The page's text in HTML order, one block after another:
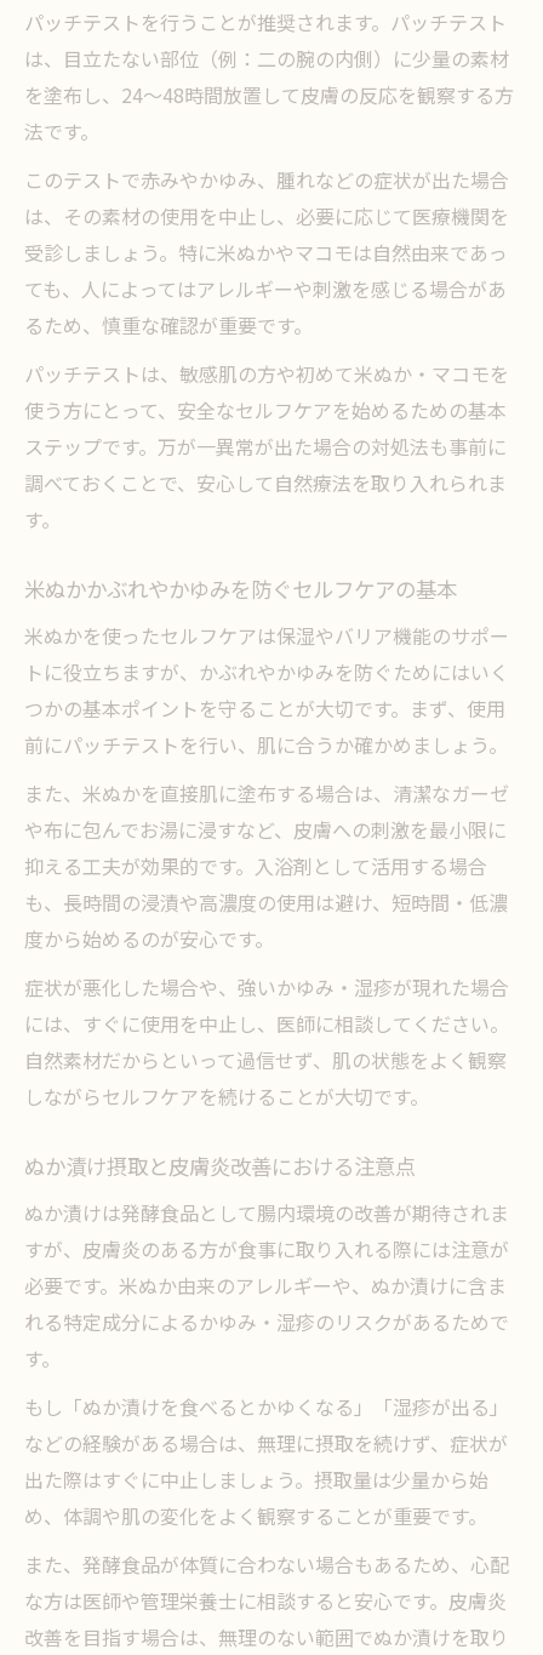
パッチテストを行うことが推奨されます。パッチテスト
は、目立たない部位（例：二の腕の内側）に少量の素材
を塗布し、24〜48時間放置して皮膚の反応を観察する方
法です。
このテストで赤みやかゆみ、腫れなどの症状が出た場合
は、その素材の使用を中止し、必要に応じて医療機関を
受診しましょう。特に米ぬかやマコモは自然由来であっ
ても、人によってはアレルギーや刺激を感じる場合があ
るため、慎重な確認が重要です。
パッチテストは、敏感肌の方や初めて米ぬか・マコモを
使う方にとって、安全なセルフケアを始めるための基本
ステップです。万が一異常が出た場合の対処法も事前に
調べておくことで、安心して自然療法を取り入れられま
す。
米ぬかかぶれやかゆみを防ぐセルフケアの基本
米ぬかを使ったセルフケアは保湿やバリア機能のサポー
トに役立ちますが、かぶれやかゆみを防ぐためにはいく
つかの基本ポイントを守ることが大切です。まず、使用
前にパッチテストを行い、肌に合うか確かめましょう。
また、米ぬかを直接肌に塗布する場合は、清潔なガーゼ
や布に包んでお湯に浸すなど、皮膚への刺激を最小限に
抑える工夫が効果的です。入浴剤として活用する場合
も、長時間の浸漬や高濃度の使用は避け、短時間・低濃
度から始めるのが安心です。
症状が悪化した場合や、強いかゆみ・湿疹が現れた場合
には、すぐに使用を中止し、医師に相談してください。
自然素材だからといって過信せず、肌の状態をよく観察
しながらセルフケアを続けることが大切です。
ぬか漬け摂取と皮膚炎改善における注意点
ぬか漬けは発酵食品として腸内環境の改善が期待されま
すが、皮膚炎のある方が食事に取り入れる際には注意が
必要です。米ぬか由来のアレルギーや、ぬか漬けに含ま
れる特定成分によるかゆみ・湿疹のリスクがあるためで
す。
もし「ぬか漬けを食べるとかゆくなる」「湿疹が出る」
などの経験がある場合は、無理に摂取を続けず、症状が
出た際はすぐに中止しましょう。摂取量は少量から始
め、体調や肌の変化をよく観察することが重要です。
また、発酵食品が体質に合わない場合もあるため、心配
な方は医師や管理栄養士に相談すると安心です。皮膚炎
改善を目指す場合は、無理のない範囲でぬか漬けを取り